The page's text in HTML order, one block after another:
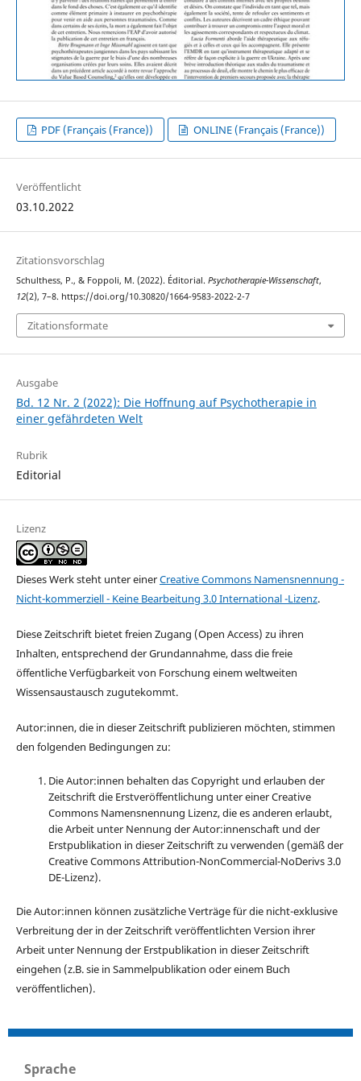
PDF (Français (France)) ONLINE (Français (France))
Veröffentlicht
03.10.2022
Zitationsvorschlag
Schulthess, P., & Foppoli, M. (2022). Éditorial. Psychotherapie-Wissenschaft,
12(2), 7–8. https://doi.org/10.30820/1664-9583-2022-2-7
Zitationsformate
Ausgabe
Bd. 12 Nr. 2 (2022): Die Hoffnung auf Psychotherapie in
einer gefährdeten Welt
Rubrik
Editorial
Lizenz
Dieses Werk steht unter einerCreative Commons Namensnennung -
Nicht-kommerziell - Keine Bearbeitung 3.0 International -Lizenz.
Diese Zeitschrift bietet freien Zugang (Open Access) zu ihren
Inhalten, entsprechend der Grundannahme, dass die freie
öffentliche Verfügbarkeit von Forschung einem weltweiten
Wissensaustausch zugutekommt.
Autor:innen, die in dieser Zeitschrift publizieren möchten, stimmen
den folgenden Bedingungen zu:
Die Autor:innen behalten das Copyright und erlauben der
Zeitschrift die Erstveröffentlichung unter einer Creative
Commons Namensnennung Lizenz, die es anderen erlaubt,
die Arbeit unter Nennung der Autor:innenschaft und der
Erstpublikation in dieser Zeitschrift zu verwenden (gemäß der
Creative Commons Attribution-NonCommercial-NoDerivs 3.0
DE-Lizenz).
Die Autor:innen können zusätzliche Verträge für die nicht-exklusive
Verbreitung der in der Zeitschrift veröffentlichten Version ihrer
Arbeit unter Nennung der Erstpublikation in dieser Zeitschrift
eingehen (z.B. sie in Sammelpublikation oder einem Buch
veröffentlichen).
Sprache